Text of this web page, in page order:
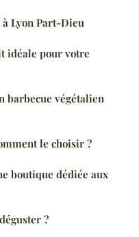
Lyon Part-Dieu
idéale pour votre
barbecue végétalien
le choisir ?
boutique dédiée aux
?